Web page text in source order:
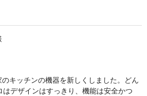
キッチンの機器を新しくしました。どん
はデザインはすっきり、機能は安全かつ